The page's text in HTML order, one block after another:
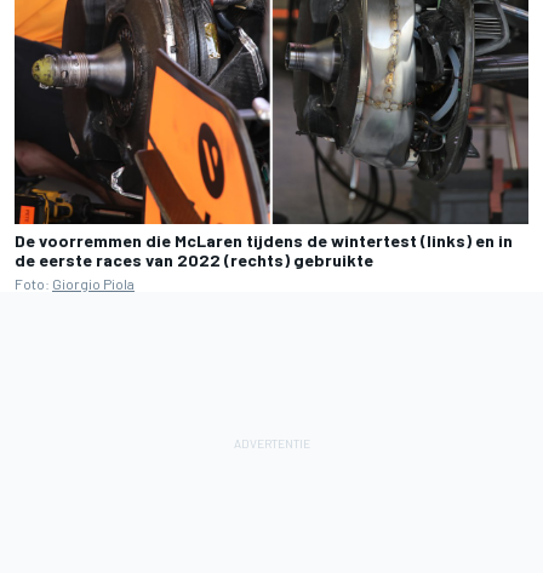
De voorremmen die McLaren tijdens de wintertest (links) en in
de eerste races van 2022 (rechts) gebruikte
Foto: Giorgio Piola